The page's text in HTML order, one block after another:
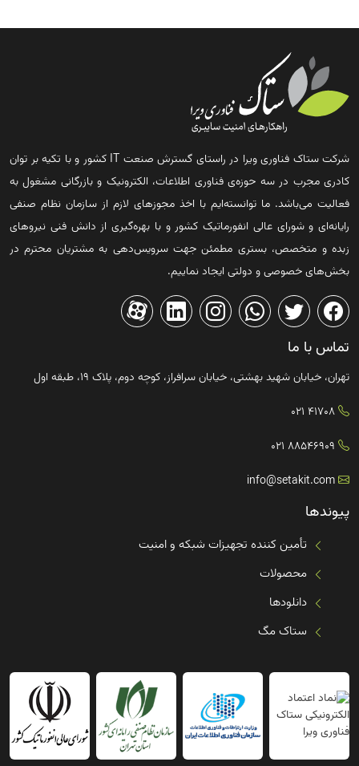
شرکت ستاک فناوری ویرا در راستای گسترش صنعت IT کشور و با تکیه بر توان
کادری مجرب در سه حوزه‌ی فناوری اطلاعات، الکترونیک و بازرگانی مشغول به
فعالیت می‌باشد. ما توانسته‌ایم با اخذ مجوزهای لازم از سازمان نظام صنفی
رایانه‌ای و شورای عالی انفورماتیک کشور و با بهره‌گیری از دانش فنی نیروهای
زبده و متخصص، بستری مطمئن جهت سرویس‌دهی به مشتریان محترم در
بخش‌های خصوصی و دولتی ایجاد نماییم.
تماس با ما
تهران، خیابان شهید بهشتی، خیابان سرافراز، کوچه دوم، پلاک ۱۹، طبقه اول
41708 021
88546909 021
info@setakit.com
پیوندها
تأمین کننده تجهیزات شبکه و امنیت
محصولات
دانلودها
ستاک مگ